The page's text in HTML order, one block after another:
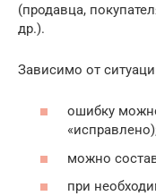
(продавца,
др.).
Зависимо от
ошибку
можно
при